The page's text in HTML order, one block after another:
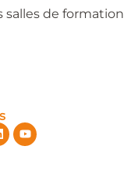
salles de formation